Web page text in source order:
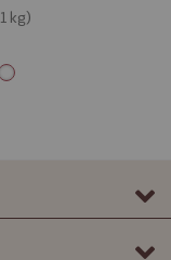
kg)